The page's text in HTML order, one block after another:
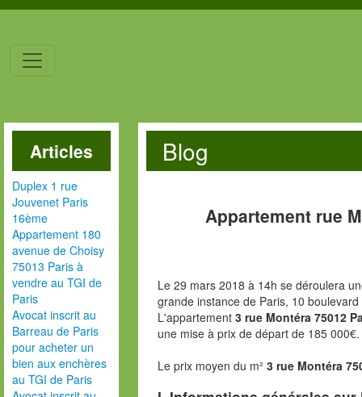
Articles
Duplex 1 rue
Jouvenet Paris
16ème
Appartement 180
avenue de Choisy
75013 Paris à
vendre au TGI de
Paris
Avocat inscrit au
Barreau de Paris
pour acheter un
bien aux enchères
au TGI de Paris
Blog
Appartement rue
Le 29 mars 2018 à 14h se déroulera
grande instance de Paris, 10
L'appartement 3 rue Montéra 75012
une mise à prix de départ de 185 000€.
Le prix moyen du m² 3 rue Montéra